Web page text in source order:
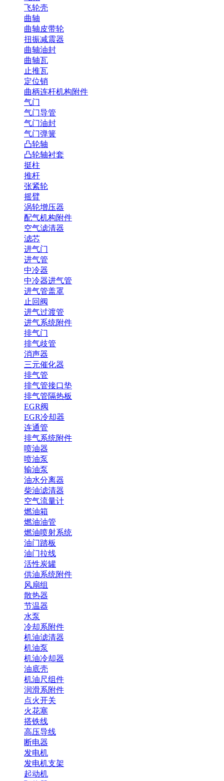
飞轮壳
曲轴
曲轴皮带轮
扭振减震器
曲轴油封
曲轴瓦
止推瓦
定位销
曲柄连杆机构附件
气门
气门导管
气门油封
气门弹簧
凸轮轴
凸轮轴衬套
挺柱
推杆
张紧轮
摇臂
涡轮增压器
配气机构附件
空气滤清器
滤芯
进气门
进气管
中冷器
中冷器进气管
进气管盖罩
止回阀
进气过渡管
进气系统附件
排气门
排气歧管
消声器
三元催化器
排气管
排气管接口垫
排气管隔热板
EGR阀
EGR冷却器
连通管
排气系统附件
喷油器
喷油泵
输油泵
油水分离器
柴油滤清器
空气流量计
燃油箱
燃油油管
燃油喷射系统
油门踏板
油门拉线
活性炭罐
供油系统附件
风扇组
散热器
节温器
水泵
冷却系附件
机油滤清器
机油泵
机油冷却器
油底壳
机油尺组件
润滑系附件
点火开关
火花塞
搭铁线
高压导线
断电器
发电机
发电机支架
起动机